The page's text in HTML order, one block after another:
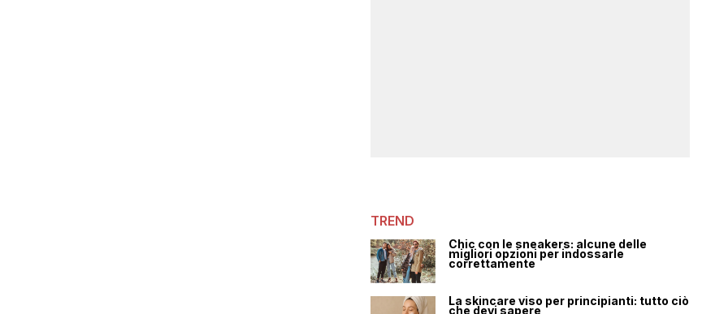
TREND
Chic con le sneakers: alcune delle
migliori opzioni per indossarle
correttamente
La skincare viso per principianti: tutto ciò
che devi sapere